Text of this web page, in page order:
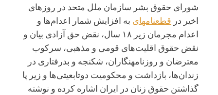
شورای حقوق بشر سازمان ملل متحد در روزهای
اخیر در قطعنامه‎ای
به افزایش شمار اعدام‌ها و
اعدام مجرمان زیر ۱۸ سال، نقض حق آزادی بیان و
نقض حقوق اقلیت‌های قومی و مذهبی، سرکوب
معترضان و روزنامه‎نگاران، شکنجه و بدرفتاری در
زندان‌ها، بازداشت و محکومیت دوتابعیتی‌ها و زیر پا
گذاشتن حقوق زنان در ایران اشاره کرده و نوشته